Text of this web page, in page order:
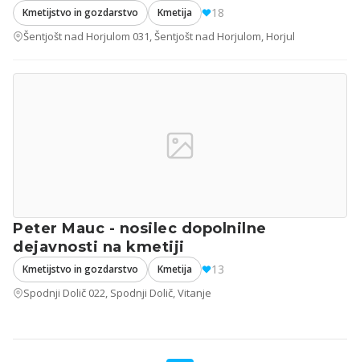
Kmetijstvo in gozdarstvo Kmetija 18
Šentjošt nad Horjulom 031, Šentjošt nad Horjulom, Horjul
Peter Mauc - nosilec dopolnilne
dejavnosti na kmetiji
Kmetijstvo in gozdarstvo Kmetija 13
Spodnji Dolič 022, Spodnji Dolič, Vitanje